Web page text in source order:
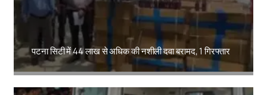
पटना सिटी में 44 लाख से अधिक की नशीली दवा बरामद, 1 गिरफ्तार
Amit Lekh